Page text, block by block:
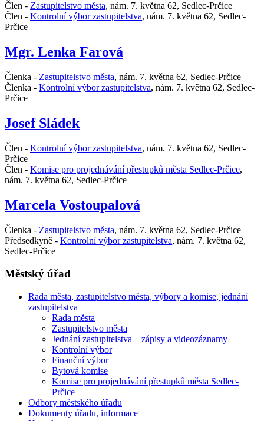
Člen - Zastupitelstvo města, nám. 7. května 62, Sedlec-Prčice
Člen - Kontrolní výbor zastupitelstva, nám. 7. května 62, Sedlec-
Prčice
Mgr. Lenka Farová
Členka - Zastupitelstvo města, nám. 7. května 62, Sedlec-Prčice
Členka - Kontrolní výbor zastupitelstva, nám. 7. května 62, Sedlec-
Prčice
Josef Sládek
Člen - Kontrolní výbor zastupitelstva, nám. 7. května 62, Sedlec-
Prčice
Člen - Komise pro projednávání přestupků města Sedlec-Prčice,
nám. 7. května 62, Sedlec-Prčice
Marcela Vostoupalová
Členka - Zastupitelstvo města, nám. 7. května 62, Sedlec-Prčice
Předsedkyně - Kontrolní výbor zastupitelstva, nám. 7. května 62,
Sedlec-Prčice
Městský úřad
Rada města, zastupitelstvo města, výbory a komise, jednání
zastupitelstva
Rada města
Zastupitelstvo města
Jednání zastupitelstva – zápisy a videozáznamy
Kontrolní výbor
Finanční výbor
Bytová komise
Komise pro projednávání přestupků města Sedlec-
Prčice
Odbory městského úřadu
Dokumenty úřadu, informace